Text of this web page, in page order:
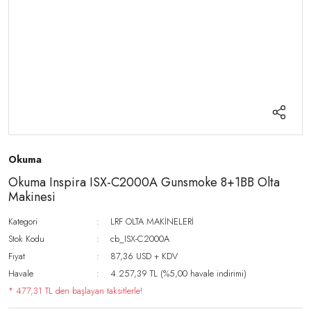
Okuma
Okuma Inspira ISX-C2000A Gunsmoke 8+1BB Olta
Makinesi
Kategori
LRF OLTA MAKİNELERİ
Stok Kodu
cb_ISX-C2000A
Fiyat
87,36 USD + KDV
Havale
4.257,39 TL (%5,00 havale indirimi)
* 477,31 TL den başlayan taksitlerle!